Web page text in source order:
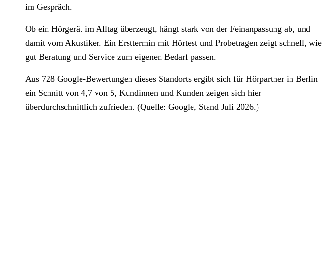
im Gespräch.
Ob ein Hörgerät im Alltag überzeugt, hängt stark von der Feinanpassung ab, und
damit vom Akustiker. Ein Ersttermin mit Hörtest und Probetragen zeigt schnell, wie
gut Beratung und Service zum eigenen Bedarf passen.
Aus 728 Google-Bewertungen dieses Standorts ergibt sich für Hörpartner in Berlin
ein Schnitt von 4,7 von 5, Kundinnen und Kunden zeigen sich hier
überdurchschnittlich zufrieden. (Quelle: Google, Stand Juli 2026.)